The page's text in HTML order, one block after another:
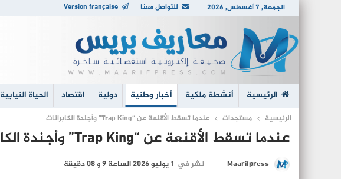
الجمعة, 7 أغسطس, 2026 للتواصل معنا Version française
الرئيسية أنشطة ملكية أخبار وطنية دولية اقتصاد الحياة النيابية
الرئيسية مستجدات عندما تسقط الأقنعة عن “Trap King” وأجندة الكابرانات
عندما تسقط الأقنعة عن “Trap King” وأجندة الكابرانات
Maarifpress نشر في 1 يونيو 2026 الساعة 9 و 08 دقيقة